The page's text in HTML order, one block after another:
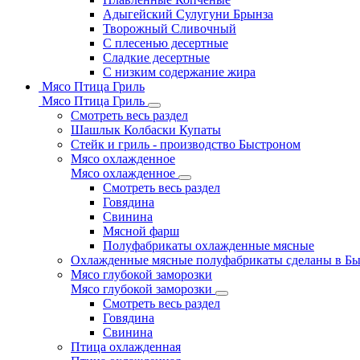
Адыгейский Сулугуни Брынза
Творожный Сливочный
С плесенью десертные
Сладкие десертные
С низким содержание жира
Мясо Птица Гриль
Мясо Птица Гриль
Смотреть весь раздел
Шашлык Колбаски Купаты
Стейк и гриль - производство Быстроном
Мясо охлажденное
Мясо охлажденное
Смотреть весь раздел
Говядина
Свинина
Мясной фарш
Полуфабрикаты охлажденные мясные
Охлажденные мясные полуфабрикаты сделаны в
Мясо глубокой заморозки
Мясо глубокой заморозки
Смотреть весь раздел
Говядина
Свинина
Птица охлажденная